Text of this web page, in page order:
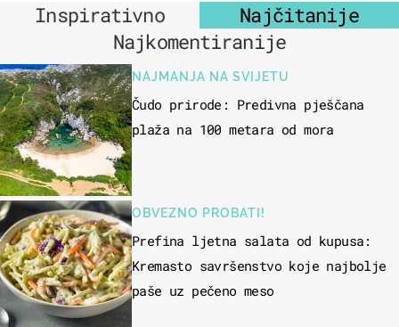
Inspirativno
Najčitanije
Najkomentiranije
NAJMANJA NA SVIJETU
Čudo prirode: Predivna pješčana
plaža na 100 metara od mora
OBVEZNO PROBATI!
Prefina ljetna salata od kupusa:
Kremasto savršenstvo koje najbolje
paše uz pečeno meso